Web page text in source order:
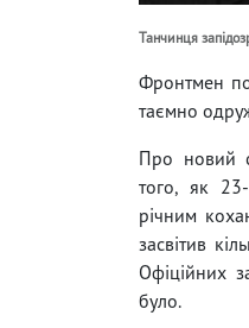
Танчинця
Фронтмен
таємно
Про новий
того, як
річним
засвітив
Офіційних
було.